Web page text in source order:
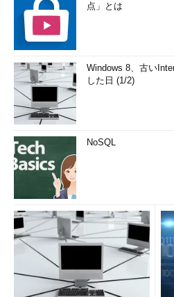
点」とは
Windows 8、古い
した日 (1/2)
NoSQL